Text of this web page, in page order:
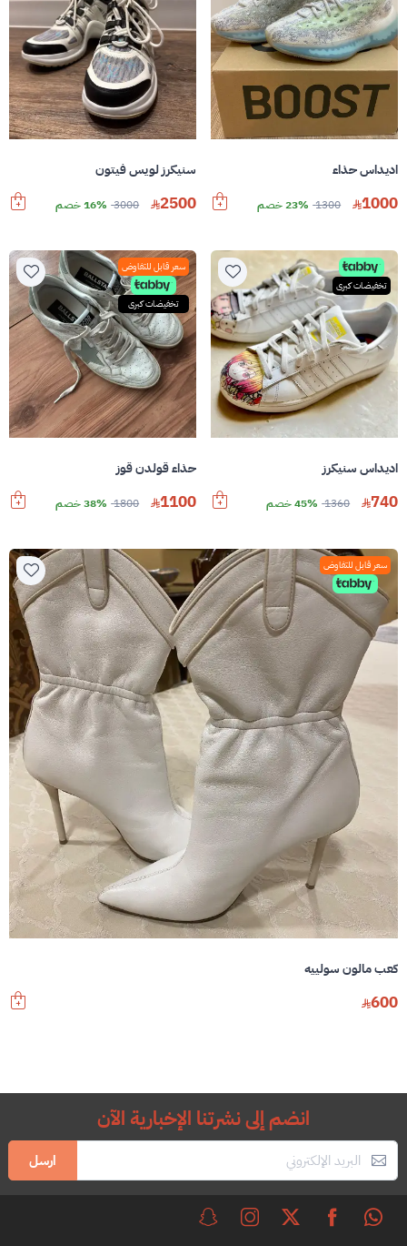
اديداس حذاء
1000
1300 23% خصم
سنيكرز لويس فيتون
2500
3000 16% خصم
تخفيضات كبرى
اديداس سنيكرز
740
1360 45% خصم
سعر قابل للتفاوض
تخفيضات كبرى
حذاء قولدن قوز
1100
1800 38% خصم
سعر قابل للتفاوض
كعب مالون سولييه
600
انضم إلى نشرتنا الإخبارية الآن
ارسل